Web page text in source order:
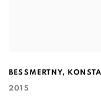
BESSMERTNY,
2015